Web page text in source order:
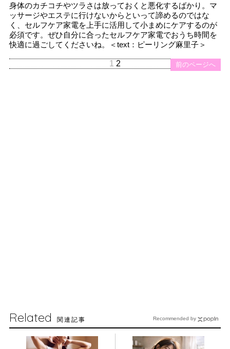
身体のカチコチやツラさは放っておくと悪化するばかり。マ
ッサージやエステに行けないからといって諦めるのではな
く、セルフケア家電を上手に活用して小まめにケアするのが
必須です。ぜひ自分に合ったセルフケア家電でおうち時間を
快適に過ごしてくださいね。＜text：ピーリング麻里子＞
前のページへ
1 2
Related 関連記事 Recommended by